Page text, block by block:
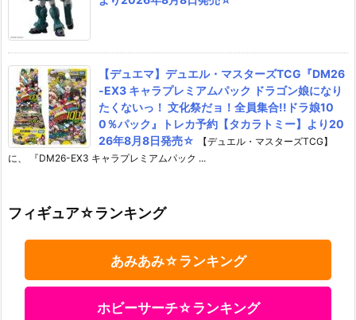
【デュエマ】デュエル・マスターズTCG『DM26
-EX3 キャラプレミアムパック ドラゴン娘になり
たくないっ！ 文化祭だョ！全員集合!!ドラ娘10
0％パック』トレカ予約【タカラトミー】より20
26年8月8日発売☆
【デュエル・マスターズTCG】
に、 『DM26-EX3 キャラプレミアムパック ...
フィギュア☆ランキング
あみあみ☆ランキング
ホビーサーチ☆ランキング